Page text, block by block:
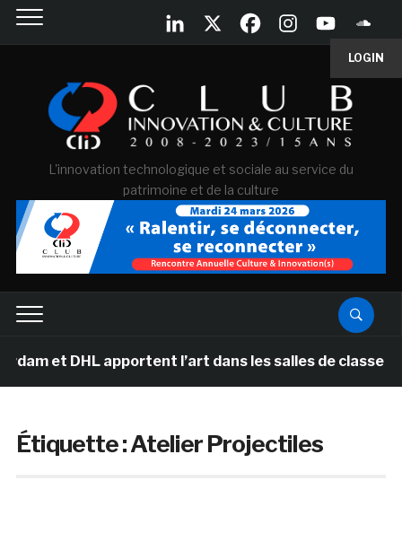
LOGIN
L'innovation technologique et sociale au service du
patrimoine et de la culture
et DHL apportent l’art dans les salles de classe des
Étiquette :Atelier Projectiles